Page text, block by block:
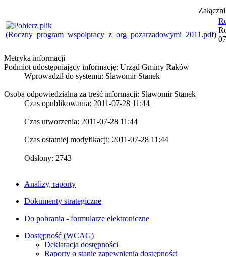
Metryka informacji
Podmiot udostępniający informację: Urząd Gminy Raków
Wprowadził do systemu: Sławomir Stanek
Osoba odpowiedzialna za treść informacji: Sławomir Stanek
Czas opublikowania: 2011-07-28 11:44
Czas utworzenia: 2011-07-28 11:44
Czas ostatniej modyfikacji: 2011-07-28 11:44
Odsłony: 2743
Analizy, raporty
Dokumenty strategiczne
Do pobrania - formularze elektroniczne
Dostępność (WCAG)
Deklaracja dostępności
Raporty o stanie zapewnienia dostępności